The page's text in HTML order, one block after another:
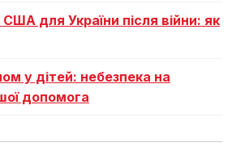
США для України після війни: як
у дітей: небезпека на
допомога